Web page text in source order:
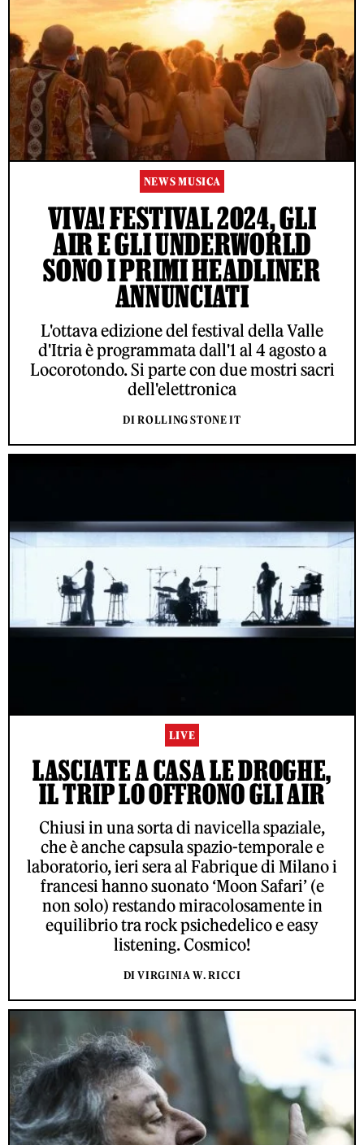
NEWS MUSICA
VIVA! FESTIVAL 2024, GLI
AIR E GLI UNDERWORLD
SONO I PRIMI HEADLINER
ANNUNCIATI
L'ottava edizione del festival della Valle
d'Itria è programmata dall'1 al 4 agosto a
Locorotondo. Si parte con due mostri sacri
dell'elettronica
DI ROLLING STONE IT
LIVE
LASCIATE A CASA LE DROGHE,
IL TRIP LO OFFRONO GLI AIR
Chiusi in una sorta di navicella spaziale,
che è anche capsula spazio-temporale e
laboratorio, ieri sera al Fabrique di Milano i
francesi hanno suonato ‘Moon Safari’ (e
non solo) restando miracolosamente in
equilibrio tra rock psichedelico e easy
listening. Cosmico!
DI VIRGINIA W. RICCI